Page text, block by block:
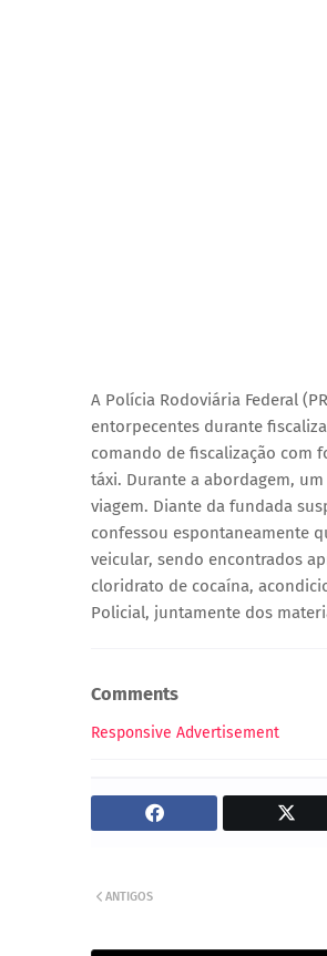
A Polícia Rodoviária Federal
entorpecentes durante
comando de fiscalização com
táxi. Durante a abordagem,
viagem. Diante da fundada
confessou espontaneamente
veicular, sendo encontrados
cloridrato de cocaína,
Policial, juntamente dos
Comments
Responsive Advertisement
ANTIGOS